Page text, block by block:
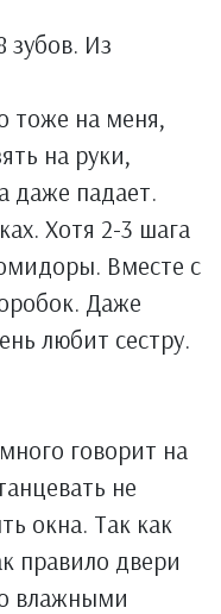
зубов. Из
тоже на меня,
на руки,
даже падает.
Хотя 2-3 шага
Вместе с
Даже
любит сестру.
говорит на
не
окна. Так как
правило двери
влажными